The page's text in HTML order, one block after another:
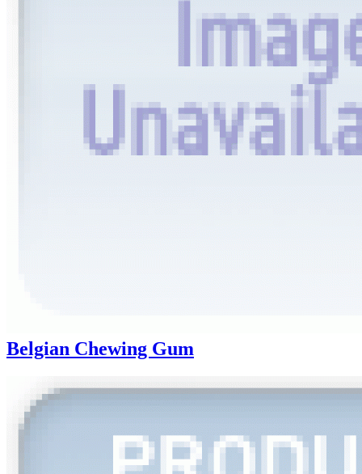
Belgian Chewing Gum